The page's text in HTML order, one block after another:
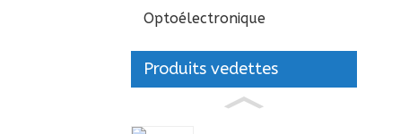
Optoélectronique
Produits vedettes